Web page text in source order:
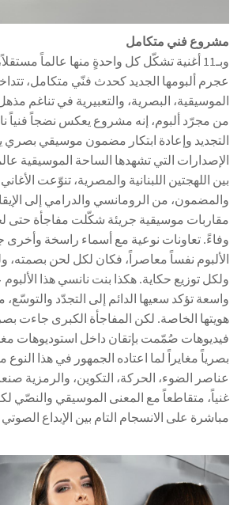
مشروع فني متكامل
وبـ11 أغنية تشكّل كل واحدةٍ منها عالماً
عجرم ألبومها الجديد كحدث فنّي متكامل،
من مجرّد ألبوم، إنه مشروع يعكس نضجاً فنياً
التجديد وإعادة ابتكار مضمون موسيقي بصري
الإصدارات التي تشهدها الساحة الموسيقية
بين اللهجتين اللبنانية والمصرية، تنوّعت
والمضمون، من الرومانسي والدرامي إلى
مقاربات موسيقية جريئة شكّلت مفاجأة حتى
وفاءً. تعاونات نوعية مع أسماء راسخة
الألبوم نفساً معاصراً، فكان لكل لحن
ولكل توزيع حكاية. هكذا بنت نانسي هذا
واسعة تؤكد سعيها الدائم إلى التجدّد
هويتها الخاصة. لكن المفاجأة الكبرى جاءت
فيديوهات صُمّمت بإتقان داخل استوديوهات
بصرياً مغايراً لما اعتاده الجمهور في هذا النوع
عناصر الضوء، الحركة، التكوين، والرمزية
غنياً، متقاطعاً مع المعنى الموسيقي والنصّي
مباشرة على الانسجام التام بين الإبداع